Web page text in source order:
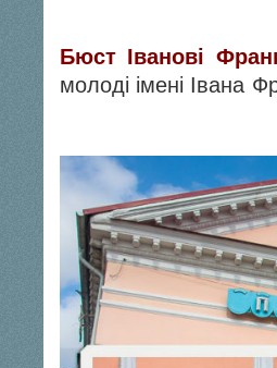
Бюст Іванові
молоді імені